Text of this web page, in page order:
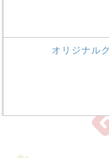
オリジナル